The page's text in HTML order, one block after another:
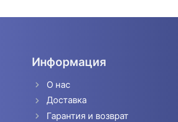
Информация
О нас
Доставка
Гарантия и возврат